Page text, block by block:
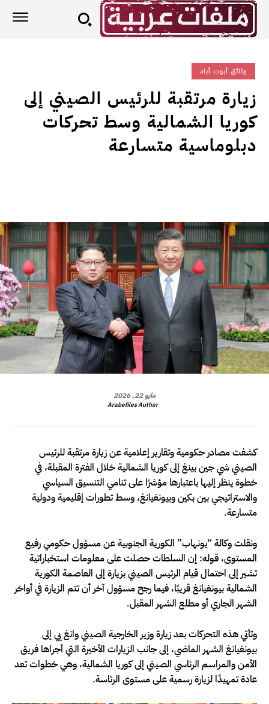
وثائق أبوت أباد
زيارة مرتقبة للرئيس الصيني إلى
كوريا الشمالية وسط تحركات
دبلوماسية متسارعة
مايو 22, 2026
Arabefiles Author
كشفت مصادر حكومية وتقارير إعلامية عن زيارة مرتقبة للرئيس
الصيني شي جين بينغ إلى كوريا الشمالية خلال الفترة المقبلة، في
خطوة ينظر إليها باعتبارها مؤشرًا على تنامي التنسيق السياسي
والاستراتيجي بين بكين وبيونغيانغ، وسط تطورات إقليمية ودولية
متسارعة.
ونقلت وكالة “يونهاب” الكورية الجنوبية عن مسؤول حكومي رفيع
المستوى، قوله: إن السلطات حصلت على معلومات استخباراتية
تشير إلى احتمال قيام الرئيس الصيني بزيارة إلى العاصمة الكورية
الشمالية بيونغيانغ قريبًا، فيما رجح مسؤول آخر أن تتم الزيارة في أواخر
الشهر الجاري أو مطلع الشهر المقبل.
وتأتي هذه التحركات بعد زيارة وزير الخارجية الصيني وانغ يي إلى
بيونغيانغ الشهر الماضي، إلى جانب الزيارات الأخيرة التي أجراها فريق
الأمن والمراسم الرئاسي الصيني إلى كوريا الشمالية، وهي خطوات تعد
عادة تمهيدًا لزيارة رسمية على مستوى الرئاسة.